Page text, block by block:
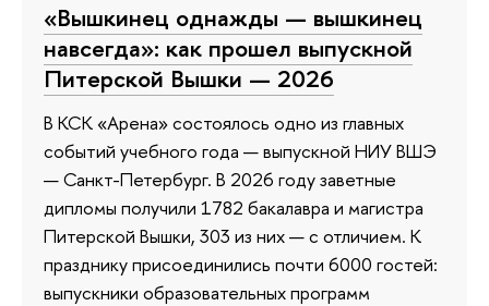
«Вышкинец однажды — вышкинец
навсегда»: как прошел выпускной
Питерской Вышки — 2026
В КСК «Арена» состоялось одно из главных
событий учебного года — выпускной НИУ ВШЭ
— Санкт-Петербург. В 2026 году заветные
дипломы получили 1782 бакалавра и магистра
Питерской Вышки, 303 из них — с отличием. К
празднику присоединились почти 6000 гостей:
выпускники образовательных программ